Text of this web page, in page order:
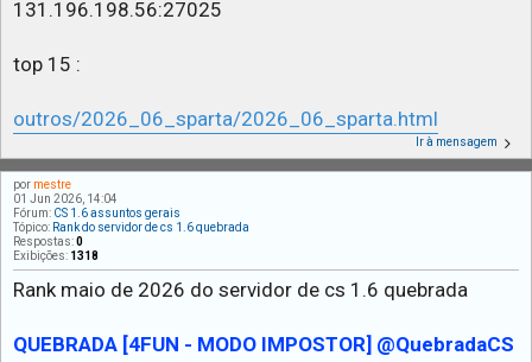
131.196.198.56:27025
top 15 :
outros/2026_06_sparta/2026_06_sparta.html
Ir à mensagem
por mestre
01 Jun 2026, 14:04
Fórum: CS 1.6 assuntos gerais
Tópico: Rank do servidor de cs 1.6 quebrada
Respostas:0
Exibições: 1318
Rank maio de 2026 do servidor de cs 1.6 quebrada
QUEBRADA [4FUN - MODO IMPOSTOR] @QuebradaCS